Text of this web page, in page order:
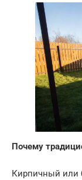
Почему
Кирпичный или